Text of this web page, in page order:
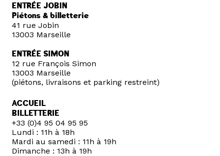
ENTRÉE JOBIN
Piétons & billetterie
41 rue Jobin
13003 Marseille
ENTRÉE SIMON
12 rue François Simon
13003 Marseille
(piétons, livraisons et parking restreint)
ACCUEIL
BILLETTERIE
+33 (0)4 95 04 95 95
Lundi : 11h à 18h
Mardi au samedi : 11h à 19h
Dimanche : 13h à 19h